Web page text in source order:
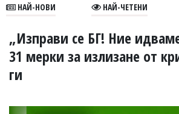
УКРАЙНА
СПОРТ
БИЗНЕС
НАЙ-НОВИ НАЙ-ЧЕТЕНИ
„Изправи се БГ! Ние
31 мерки за излизане от
ги